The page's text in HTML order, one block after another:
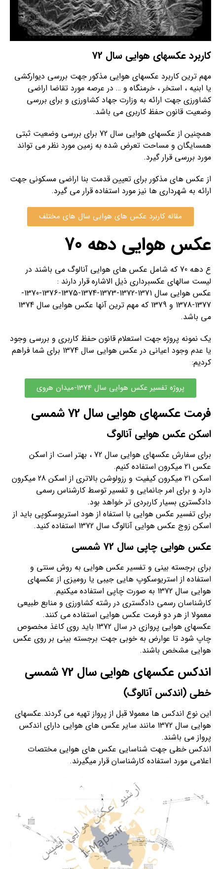
کاربرد عکسهای هوایی سال 72
مهم ترین کاربرد عکسهای هوایی مذکور جهت بررسی دیوارکشی
یا ابنیه ، استخر ، خرمنگاه و … در عرصه مورد تقاضا اراضی
کشاورزی جهت ارائه به وزارت جهاد کشاورزی و برای بررسی
وضعیت قانون حفظ کاربری می باشد.
همچنین از عکسهای هوایی سال 72 برای بررسی وضعیت ثبتی
همسایگان و مساحت تعرض شده به زمین مورد نظر می تواند
مورد بررسی قرار گیرد.
از عکس های مذکور برای تعیین قدمت بنا اراضی مسکونی جهت
ارائه به شهرداری ها نیز مورد استفاده قرار می گیرد.
مقاله کاربرد عکس های هوایی سال های مختلف
عکس هوایی دهه 70
ع دهه 70 که شامل عکس های هوایی آنالوگ می باشند در
لیست سالهای عکسبرداری ذیل الاشاره قرار دارند :
عکس هوایی سال 1371-1372-1373-1374-1375-1376-1370-
1377-1378 و 1379 که مهم ترین آنها عکس هوایی سال 1374
می باشد.
یک نمونه پروژه جهت استعلام قانون حفظ کاربری و بررسی وجود
یا عدم وجود اعیانی در عکس هوایی سال 1374 برای شما فراهم
کردیم:
پروژه تفسیر عکس هوایی سال 1374-میدان هروی
فرمت عکسهای هوایی سال 72 شمسی
اسکن عکس هوایی آنالوگ
برای سفارش عکسهای هوایی سال 72 ، بهتر است از اسکن
عکس 21 میکرون استفاده کنیم.
اسکن 21 میکرون کیفیت و رزولوشن بالاتری از اسکن 28 میکرون
دارد و برای امر جانمایی و تفسیر توسط کارشناس رسمی
دادگستری بسیار کاربردی تر خواهد بود.
برای تفسیر عکس هوایی با استفاه از هود استریوسکوپی باید از
اسکن زوج عکس هوایی آنالوگ سال 1372 استفاده کنید.
عکس هوایی چاپی سال 72 شمسی
برای برجسته بینی و تفسیر عکس هوایی به روش سنتی و
استفاده از استریوسکوپ هایی جیبی یا رومیزی از عکسهای
هوایی سال 1372 به صورت چاپی استفاده میکنیم.
کارشناسان رسمی دادگستری در رشته کشاورزی و منابع طبیعی
معمولا از هر دو فرمت عکس هوایی استفاده می کنند.
عکسهای هوایی پروازی در سال 1372 باید روی کاغذ مخصوص
چاپ شود تا عوارض به خوبی جهت برجسته بینی بر روی عکس
هوایی مشخص باشند.
اندکس عکسهای هوایی سال 72 شمسی
خطی (اندکس آنالوگ)
این نوع اندکس ها معمولا قبل از پرواز تهیه می گردند.عکسهای
هوایی سال 1372 مانند سایر عکس های هوایی دارای اندکس
پرواز می باشند.
اندکس خطی جهت شناسایی عکس های هوایی مختصات
اعلامی مورد استفاده کارشناسان قرار میگیرند.